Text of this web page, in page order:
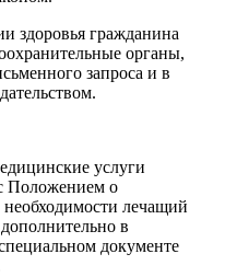
гражданина
органы,
запроса и в
услуги
Положением о
необходимости лечащий
в
документе